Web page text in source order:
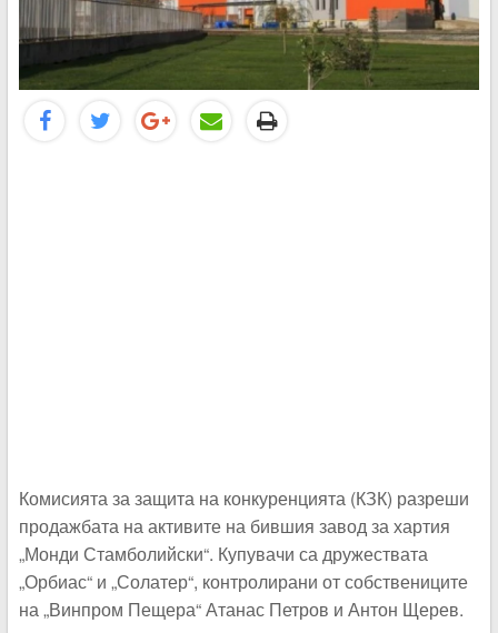
Комисията за защита на конкуренцията (КЗК) разреши
продажбата на активите на бившия завод за хартия
„Монди Стамболийски“. Купувачи са дружествата
„Орбиас“ и „Солатер“, контролирани от собствениците
на „Винпром Пещера“ Атанас Петров и Антон Щерев.